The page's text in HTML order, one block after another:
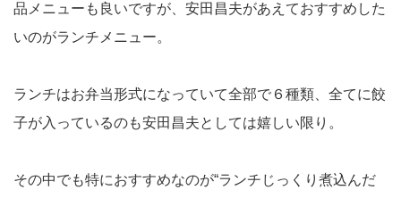
品メニューも良いですが、安田昌夫があえておすすめした
いのがランチメニュー。
ランチはお弁当形式になっていて全部で６種類、全てに餃
子が入っているのも安田昌夫としては嬉しい限り。
その中でも特におすすめなのが“ランチじっくり煮込んだ